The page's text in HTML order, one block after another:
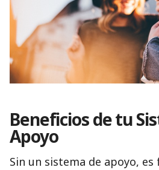
Beneficios de tu
Apoyo
Sin un sistema de apoyo,